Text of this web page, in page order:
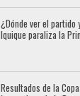
¿Dónde ver el partido
Iquique paraliza la
Resultados de la